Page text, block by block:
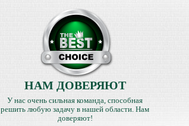
НАМ ДОВЕРЯЮТ
У нас очень сильная команда, способная
решить любую задачу в нашей области. Нам
доверяют!